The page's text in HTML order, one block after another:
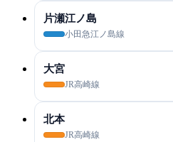
片瀬江ノ島
小田急江ノ島線
大宮
JR高崎線
北本
JR高崎線